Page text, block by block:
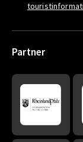
Partner